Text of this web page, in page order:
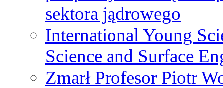
sektora jądrowego
International Young
Science and Surface
Zmarł Profesor Piotr